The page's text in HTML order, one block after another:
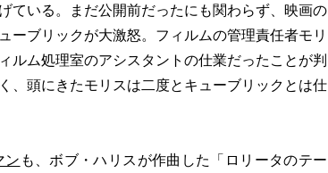
ている。まだ公開前だったにも関わらず、映画の
ーブリックが大激怒。フィルムの管理責任者モリ
ルム処理室のアシスタントの仕業だったことが判
、頭にきたモリスは二度とキューブリックとは仕
ン も、ボブ・ハリスが作曲した「ロリータのテー